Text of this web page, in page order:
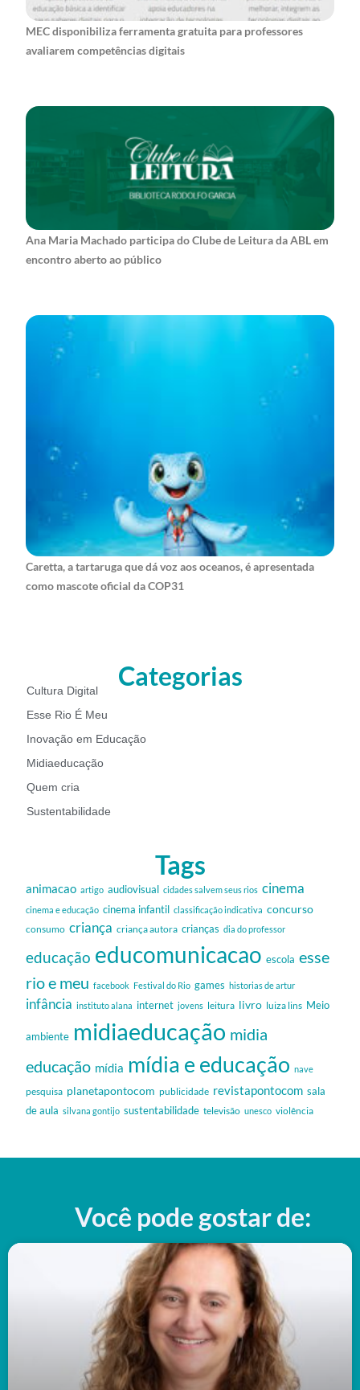
MEC disponibiliza ferramenta gratuita para professores
avaliarem competências digitais
Ana Maria Machado participa do Clube de Leitura da ABL em
encontro aberto ao público
Caretta, a tartaruga que dá voz aos oceanos, é apresentada
como mascote oficial da COP31
Categorias
Cultura Digital
Esse Rio É Meu
Inovação em Educação
Midiaeducação
Quem cria
Sustentabilidade
Tags
animacao artigo audiovisual cidades salvem seus rios cinema
cinema e educação cinema infantil classificação indicativa concurso
consumo criança criança autora crianças dia do professor
educação educomunicacao escola esse
rio e meu facebook Festival do Rio games historias de artur
infância instituto alana internet jovens leitura livro luiza lins Meio
ambiente midiaeducação midia
educação mídia mídia e educação nave
pesquisa planetapontocom publicidade revistapontocom sala
de aula silvana gontijo sustentabilidade televisão unesco violência
Você pode gostar de: